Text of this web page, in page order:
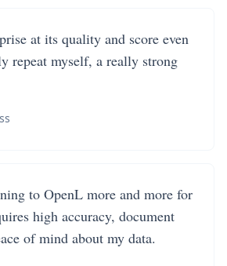
at its quality and score even
repeat myself, a really strong
to OpenL more and more for
high accuracy, document
of mind about my data.